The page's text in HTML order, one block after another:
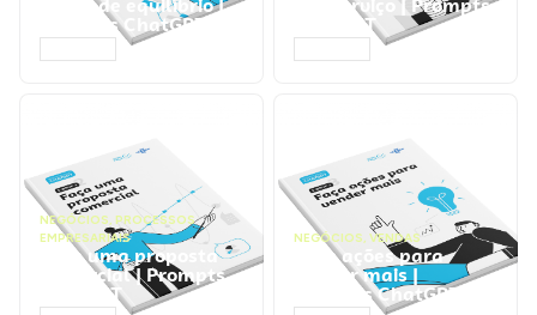
ponto de equilíbrio |
Prompts ChatGPT
seu serviço | Prompts
ChatGPT
NEGÓCIOS, PROCESSOS
EMPRESARIAIS
Faça uma proposta
comercial | Prompts
ChatGPT
NEGÓCIOS, VENDAS
Faça ações para
vender mais |
Prompts ChatGPT